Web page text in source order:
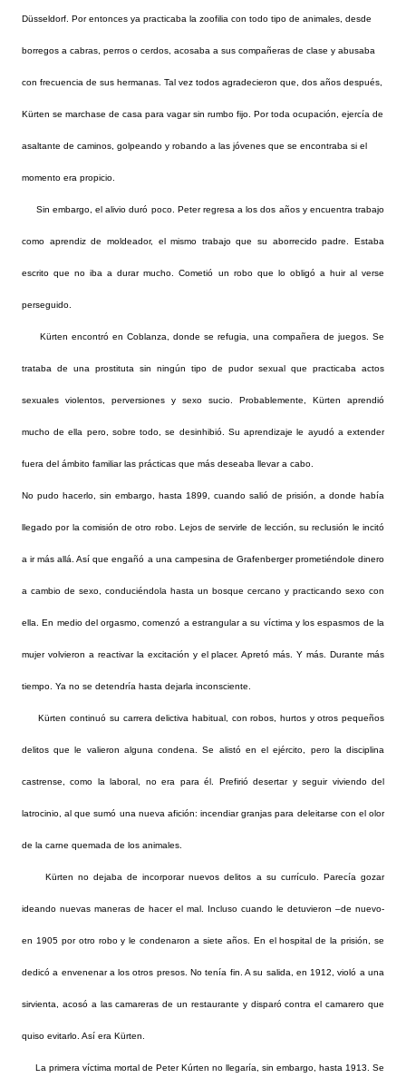
Düsseldorf. Por entonces ya practicaba la zoofilia con todo tipo de animales, desde
borregos a cabras, perros o cerdos, acosaba a sus compañeras de clase y abusaba
con frecuencia de sus hermanas. Tal vez todos agradecieron que, dos años después,
Kürten se marchase de casa para vagar sin rumbo fijo. Por toda ocupación, ejercía de
asaltante de caminos, golpeando y robando a las jóvenes que se encontraba si el
momento era propicio.
Sin embargo, el alivio duró poco. Peter regresa a los dos años y encuentra trabajo
como aprendiz de moldeador, el mismo trabajo que su aborrecido padre. Estaba
escrito que no iba a durar mucho. Cometió un robo que lo obligó a huir al verse
perseguido.
Kürten encontró en Coblanza, donde se refugia, una compañera de juegos. Se
trataba de una prostituta sin ningún tipo de pudor sexual que practicaba actos
sexuales violentos, perversiones y sexo sucio. Probablemente, Kürten aprendió
mucho de ella pero, sobre todo, se desinhibió. Su aprendizaje le ayudó a extender
fuera del ámbito familiar las prácticas que más deseaba llevar a cabo.
No pudo hacerlo, sin embargo, hasta 1899, cuando salió de prisión, a donde había
llegado por la comisión de otro robo. Lejos de servirle de lección, su reclusión le incitó
a ir más allá. Así que engañó a una campesina de Grafenberger prometiéndole dinero
a cambio de sexo, conduciéndola hasta un bosque cercano y practicando sexo con
ella. En medio del orgasmo, comenzó a estrangular a su víctima y los espasmos de la
mujer volvieron a reactivar la excitación y el placer. Apretó más. Y más. Durante más
tiempo. Ya no se detendría hasta dejarla inconsciente.
Kürten continuó su carrera delictiva habitual, con robos, hurtos y otros pequeños
delitos que le valieron alguna condena. Se alistó en el ejército, pero la disciplina
castrense, como la laboral, no era para él. Prefirió desertar y seguir viviendo del
latrocinio, al que sumó una nueva afición: incendiar granjas para deleitarse con el olor
de la carne quemada de los animales.
Kürten no dejaba de incorporar nuevos delitos a su currículo. Parecía gozar
ideando nuevas maneras de hacer el mal. Incluso cuando le detuvieron –de nuevo-
en 1905 por otro robo y le condenaron a siete años. En el hospital de la prisión, se
dedicó a envenenar a los otros presos. No tenía fin. A su salida, en 1912, violó a una
sirvienta, acosó a las camareras de un restaurante y disparó contra el camarero que
quiso evitarlo. Así era Kürten.
La primera víctima mortal de Peter Kúrten no llegaría, sin embargo, hasta 1913. Se